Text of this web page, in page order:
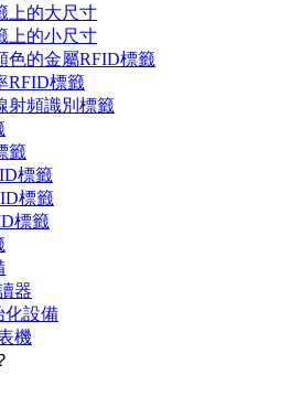
上的大尺寸
上的小尺寸
色的金屬RFID標籤
RFID標籤
射頻識別標籤
籤
標籤
標籤
標籤
器
化設備
機